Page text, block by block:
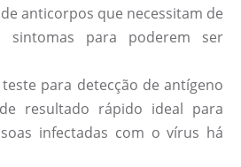
anticorpos que necessitam de
para poderem ser
para detecção de antígeno
resultado rápido ideal para
infectadas com o vírus há